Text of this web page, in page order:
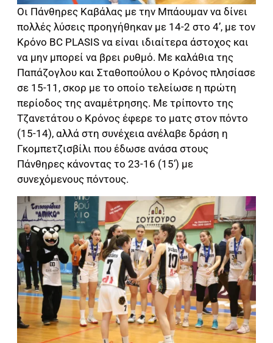
Οι Πάνθηρες Καβάλας με την Μπάουμαν να δίνει
πολλές λύσεις προηγήθηκαν με 14-2 στο 4’, με τον
Κρόνο BC PLASIS να είναι ιδιαίτερα άστοχος και
να μην μπορεί να βρει ρυθμό. Με καλάθια της
Παπάζογλου και Σταθοπούλου ο Κρόνος πλησίασε
σε 15-11, σκορ με το οποίο τελείωσε η πρώτη
περίοδος της αναμέτρησης. Με τρίποντο της
Τζανετάτου ο Κρόνος έφερε το ματς στον πόντο
(15-14), αλλά στη συνέχεια ανέλαβε δράση η
Γκομπετζισβίλι που έδωσε ανάσα στους
Πάνθηρες κάνοντας το 23-16 (15’) με
συνεχόμενους πόντους.